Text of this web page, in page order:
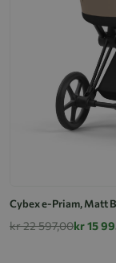
Cybex e-Priam, Matt
kr 22 597,00kr 15